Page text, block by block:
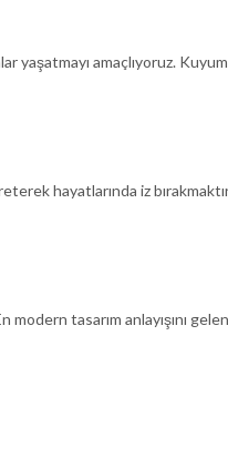
amaçlıyoruz.
hayatlarında iz
modern tasarım anlayışını